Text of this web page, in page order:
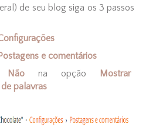
de seu blog siga os 3 passos
e comentários
Não na opção
Mostrar
palavras